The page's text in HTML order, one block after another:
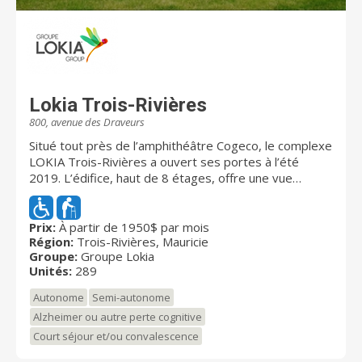
Lokia Trois-Rivières
800, avenue des Draveurs
Situé tout près de l’amphithéâtre Cogeco, le complexe
LOKIA Trois-Rivières a ouvert ses portes à l’été
2019. L’édifice, haut de 8 étages, offre une vue
imprenable sur la rivière St-Maurice et le fleuve St-
Laurent dans un quartier tranquille. Proposant un total
de 289 appartements locatifs avec services, LOKIA
Trois-Rivières se distingue par sa fenestration
généreuse, ses balcons privés, son style moderne et
chaleureux, ainsi que son programme d’activités bien
garni. Plusieurs aménagements tels une piscine au sel,
un cinéma, une salle d'exercice, une bibliothèque et
une terrasse avec vue sur l'eau contribuent au
divertissement des résidents. Le concept “progressif”
Prix: À partir de 1950$ par mois
Région: Trois-Rivières, Mauricie
Groupe: Groupe Lokia
Unités: 289
Autonome
Semi-autonome
Alzheimer ou autre perte cognitive
Court séjour et/ou convalescence